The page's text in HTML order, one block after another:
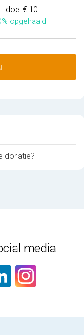
doel € 10
opgehaald
donatie?
media